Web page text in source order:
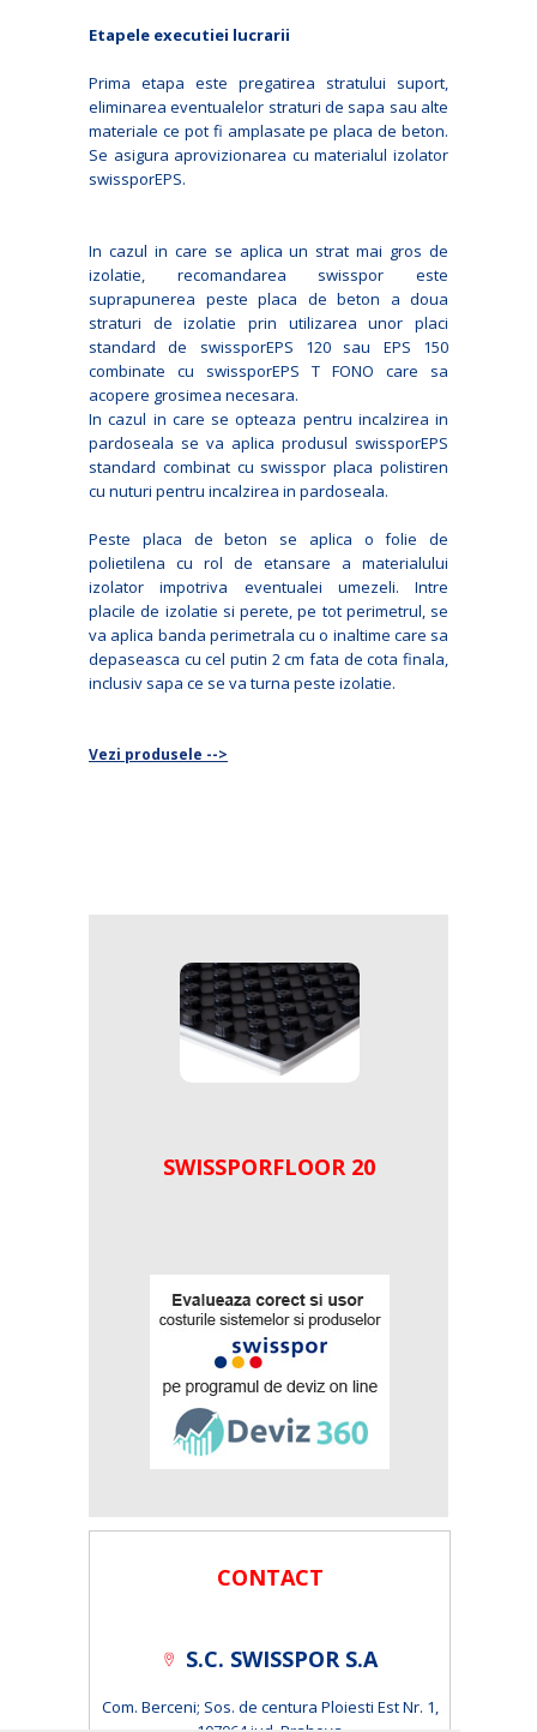
Etapele executiei lucrarii
Prima etapa este pregatirea stratului suport,
eliminarea eventualelor straturi de sapa sau alte
materiale ce pot fi amplasate pe placa de beton.
Se asigura aprovizionarea cu materialul izolator
swissporEPS.
In cazul in care se aplica un strat mai gros de
izolatie, recomandarea swisspor este
suprapunerea peste placa de beton a doua
straturi de izolatie prin utilizarea unor placi
standard de swissporEPS 120 sau EPS 150
combinate cu swissporEPS T FONO care sa
acopere grosimea necesara.
In cazul in care se opteaza pentru incalzirea in
pardoseala se va aplica produsul swissporEPS
standard combinat cu swisspor placa polistiren
cu nuturi pentru incalzirea in pardoseala.
Peste placa de beton se aplica o folie de
polietilena cu rol de etansare a materialului
izolator impotriva eventualei umezeli. Intre
placile de izolatie si perete, pe tot perimetrul, se
va aplica banda perimetrala cu o inaltime care sa
depaseasca cu cel putin 2 cm fata de cota finala,
inclusiv sapa ce se va turna peste izolatie.
Vezi produsele -->
SWISSPORFLOOR 20
CONTACT
S.C. SWISSPOR S.A
Com. Berceni; Sos. de centura Ploiesti Est Nr. 1,